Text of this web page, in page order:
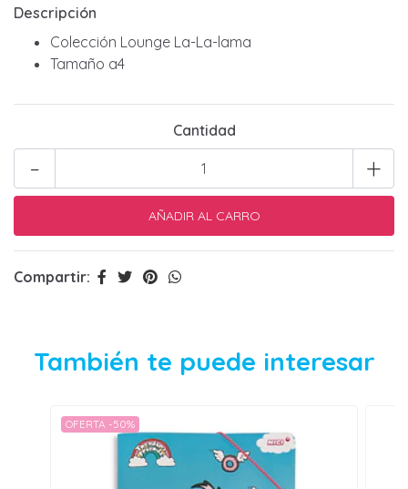
Descripción
Colección Lounge La-La-lama
Tamaño a4
Cantidad
+
-
Compartir:
También te puede interesar
OFERTA -50%